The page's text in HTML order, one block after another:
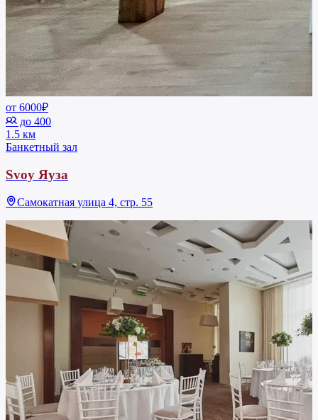
от 6000₽
до 400
1.5 км
Банкетный зал
Svoy Яуза
Самокатная улица 4, стр. 55